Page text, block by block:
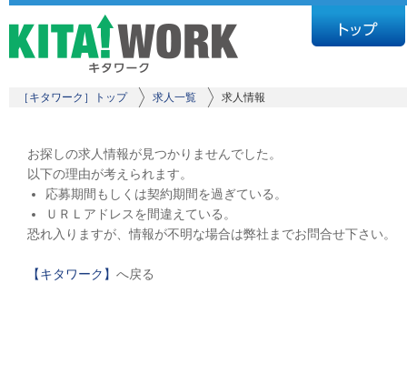
［キタワーク］トップ 求人一覧 求人情報
お探しの求人情報が見つかりませんでした。
以下の理由が考えられます。
応募期間もしくは契約期間を過ぎている。
ＵＲＬアドレスを間違えている。
恐れ入りますが、情報が不明な場合は弊社までお問合せ下さい。
【キタワーク】 へ戻る